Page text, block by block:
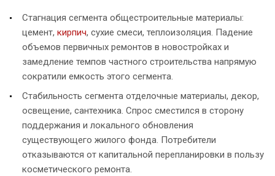
Стагнация сегмента общестроительные материалы:
цемент, кирпич, сухие смеси, теплоизоляция. Падение
объемов первичных ремонтов в новостройках и
замедление темпов частного строительства напрямую
сократили емкость этого сегмента.
Стабильность сегмента отделочные материалы, декор,
освещение, сантехника. Спрос сместился в сторону
поддержания и локального обновления
существующего жилого фонда. Потребители
отказываются от капитальной перепланировки в пользу
косметического ремонта.